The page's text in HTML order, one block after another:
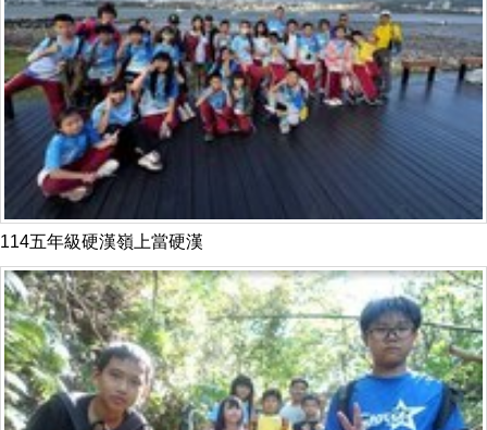
114五年級硬漢嶺上當硬漢